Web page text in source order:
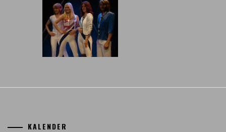
KALENDER